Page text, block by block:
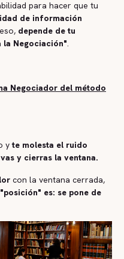
para hacer que tu
de información
depende de tu
la Negociación".
Negociador del método
yte molesta el ruido
y cierras la ventana.
con la ventana cerrada,
"posición" es: se pone de